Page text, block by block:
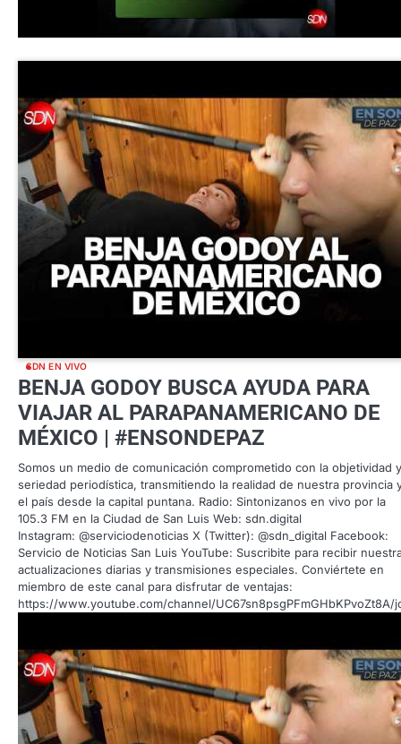
SDN EN VIVO
BENJA GODOY BUSCA AYUDA PARA
VIAJAR AL PARAPANAMERICANO DE
MÉXICO | #ENSONDEPAZ
Somos un medio de comunicación comprometido con la objetividad
seriedad periodística, transmitiendo la realidad de nuestra provincia
el país desde la capital puntana. Radio: Sintonizanos en vivo por la
105.3 FM en la Ciudad de San Luis Web: sdn.digital
Instagram: @serviciodenoticias X (Twitter): @sdn_digital Facebook:
Servicio de Noticias San Luis YouTube: Suscribite para recibir
actualizaciones diarias y transmisiones especiales. Conviértete en
miembro de este canal para disfrutar de ventajas:
https://www.youtube.com/channel/UC67sn8psgPFmGHbKPvoZt8A/